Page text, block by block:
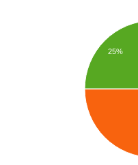
25%